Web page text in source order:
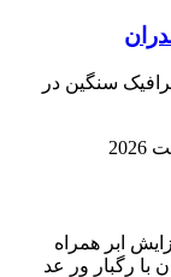
سنگین در
ابر همراه
با رگبار ور عد